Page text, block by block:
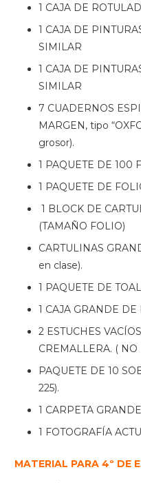
1 CAJA DE
1 CAJA DE
SIMILAR
1 CAJA DE
SIMILAR
7 CUADERNOS
MARGEN, tipo
grosor).
1 PAQUETE DE 100
1 PAQUETE DE
1 BLOCK DE
(TAMAÑO FOLIO)
CARTULINAS
en clase).
1 PAQUETE DE
1 CAJA GRANDE DE
2 ESTUCHES
CREMALLERA. ( NO
PAQUETE DE 10
225).
1 CARPETA
1 FOTOGRAFÍA
MATERIAL PARA 4º DE